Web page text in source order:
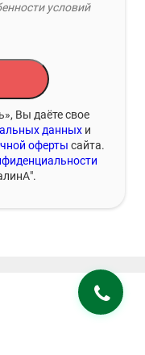
условий
Вы даёте свое
данных и
оферты сайта.